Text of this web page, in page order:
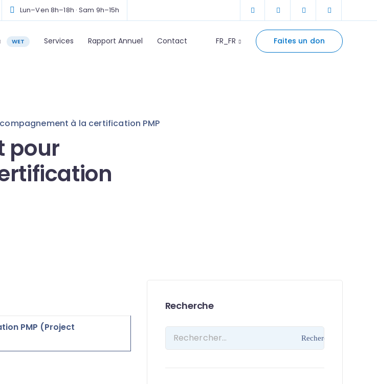
Lun–Ven 8h–18h · Sam 9h–15h
WET Services Rapport Annuel Contact FR_FR Faites un don
à la certification PMP
pour
PMP (Project
Recherche